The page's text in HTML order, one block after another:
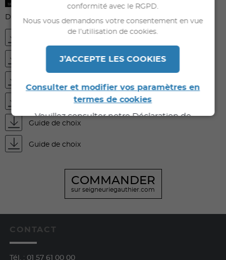
DOCUMENTS À TÉLÉCHARGER
Guide de choix
Guide de choix
COMMANDER
sur seigneuriegauthier.com
CONTACT
Tél. : 01 57 61 00 00
conformité avec le RGPD.
Nous vous demandons votre consentement en vue
de l’utilisation de cookies.
J’ACCEPTE LES COOKIES
Consulter et modifier vos paramètres en
termes de cookies
Veuillez consulter notre Déclaration de
Confidentialité pour de plus amples